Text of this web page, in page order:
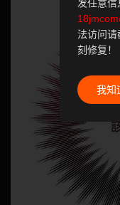
发任意信
法访问
刻修复！
我知